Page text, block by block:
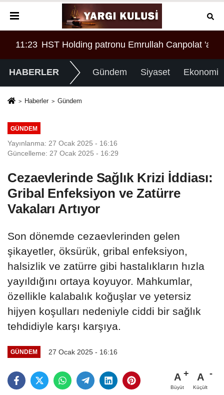
MI? REKORU KIRILDI 433 BİN 520 KİŞİ VAR!
11:23 HST Holding patronu Emrullah Canpolat 'a
HABERLER Gündem Siyaset Ekonomi
Haberler Gündem
GÜNDEM
Yayınlanma: 27 Ocak 2025 - 16:16
Güncelleme: 27 Ocak 2025 - 16:29
Cezaevlerinde Sağlık Krizi İddiası:
Gribal Enfeksiyon ve Zatürre
Vakaları Artıyor
Son dönemde cezaevlerinden gelen
şikayetler, öksürük, gribal enfeksiyon,
halsizlik ve zatürre gibi hastalıkların hızla
yayıldığını ortaya koyuyor. Mahkumlar,
özellikle kalabalık koğuşlar ve yetersiz
hijyen koşulları nedeniyle ciddi bir sağlık
tehdidiyle karşı karşıya.
GÜNDEM 27 Ocak 2025 - 16:16
A
Büyüt
A
Küçült